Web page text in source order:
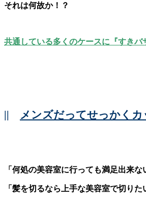
それは何故か！？
共通している多くのケースに『すきバ
|| メンズだってせっかく
「何処の美容室に行っても満足出来な
「髪を切るなら上手な美容室で切りた